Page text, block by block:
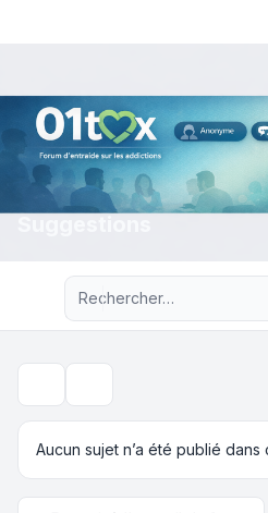
Recherche avancée
Aucun sujet n’a été publié dans